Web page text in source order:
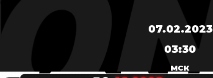
07.02.2023
03:30
МСК